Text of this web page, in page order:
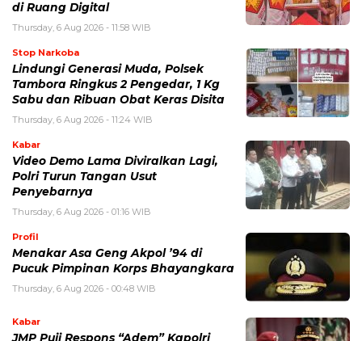
di Ruang Digital
Thursday, 6 Aug 2026 - 11:58 WIB
Stop Narkoba
Lindungi Generasi Muda, Polsek
Tambora Ringkus 2 Pengedar, 1 Kg
Sabu dan Ribuan Obat Keras Disita
Thursday, 6 Aug 2026 - 11:24 WIB
Kabar
Video Demo Lama Diviralkan Lagi,
Polri Turun Tangan Usut
Penyebarnya
Thursday, 6 Aug 2026 - 01:16 WIB
Profil
Menakar Asa Geng Akpol ’94 di
Pucuk Pimpinan Korps Bhayangkara
Thursday, 6 Aug 2026 - 00:48 WIB
Kabar
JMP Puji Respons “Adem” Kapolri